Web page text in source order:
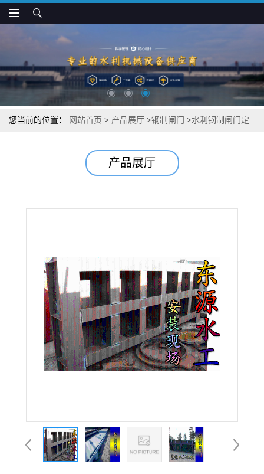
您当前的位置： 网站首页 > 产品展厅 >钢制闸门 >水利钢制闸门定
产品展厅